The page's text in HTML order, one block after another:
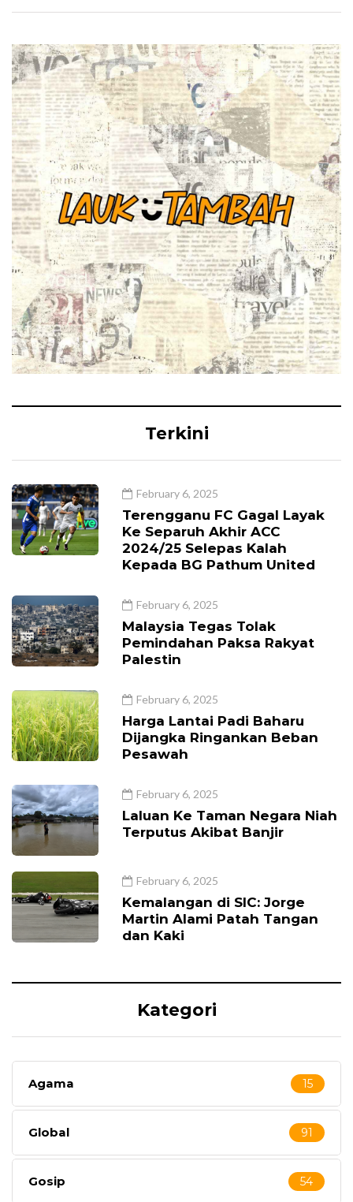
Terkini
February 6, 2025
Terengganu FC Gagal Layak
Ke Separuh Akhir ACC
2024/25 Selepas Kalah
Kepada BG Pathum United
February 6, 2025
Malaysia Tegas Tolak
Pemindahan Paksa Rakyat
Palestin
February 6, 2025
Harga Lantai Padi Baharu
Dijangka Ringankan Beban
Pesawah
February 6, 2025
Laluan Ke Taman Negara Niah
Terputus Akibat Banjir
February 6, 2025
Kemalangan di SIC: Jorge
Martin Alami Patah Tangan
dan Kaki
Kategori
Agama 15
Global 91
Gosip 54